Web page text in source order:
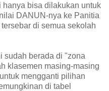
bisa dilakukan untuk
DANUN-nya ke Panitia
di semua sekolah
sudah berada di "zona
klasemen masing-masing
mengganti pilihan
di tabel